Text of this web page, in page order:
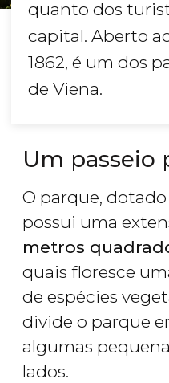
quanto dos
capital. Aberto
1862, é um dos
de Viena.
Um passeio
O parque,
possui uma
metros
quais floresce
de espécies
divide o parque
algumas
lados.